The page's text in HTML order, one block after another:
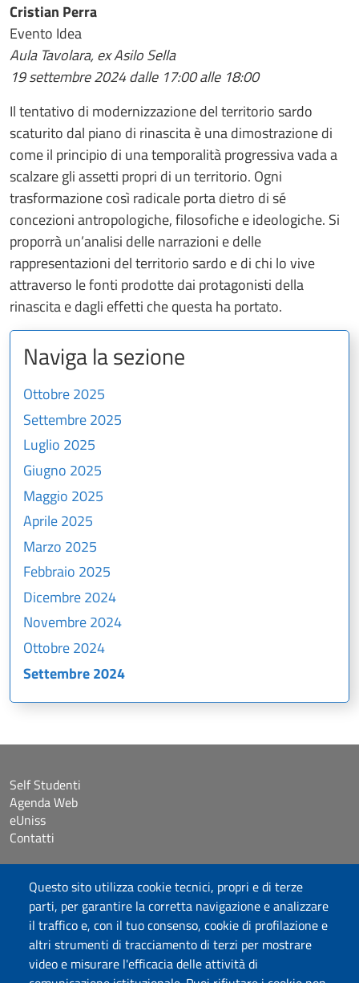
Questo sito utilizza cookie tecnici, propri e di terze
parti, per garantire la corretta navigazione e analizzare
il traffico e, con il tuo consenso, cookie di profilazione e
altri strumenti di tracciamento di terzi per mostrare
video e misurare l'efficacia delle attività di
Cristian Perra
Evento Idea
Aula Tavolara, ex Asilo Sella
19 settembre 2024 dalle 17:00 alle 18:00
Il tentativo di modernizzazione del territorio sardo
scaturito dal piano di rinascita è una dimostrazione di
come il principio di una temporalità progressiva vada a
scalzare gli assetti propri di un territorio. Ogni
trasformazione così radicale porta dietro di sé
concezioni antropologiche, filosofiche e ideologiche. Si
proporrà un’analisi delle narrazioni e delle
rappresentazioni del territorio sardo e di chi lo vive
attraverso le fonti prodotte dai protagonisti della
rinascita e dagli effetti che questa ha portato.
Naviga la sezione
Ottobre 2025
Settembre 2025
Luglio 2025
Giugno 2025
Maggio 2025
Aprile 2025
Marzo 2025
Febbraio 2025
Dicembre 2024
Novembre 2024
Ottobre 2024
Settembre 2024
Self Studenti
Agenda Web
eUniss
Contatti
Accessibilità
Dichiarazione di accessibilità
Cookie settings
Mappa del sito
Protocollo